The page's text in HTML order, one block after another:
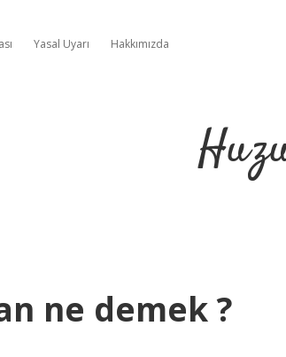
Yasal Uyarı Hakkımızda
ne demek ?